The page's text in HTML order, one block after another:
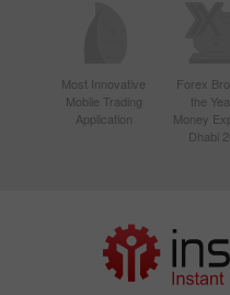
Most Innovative
Mobile Trading
Application
Forex
the
Money
Dhabi